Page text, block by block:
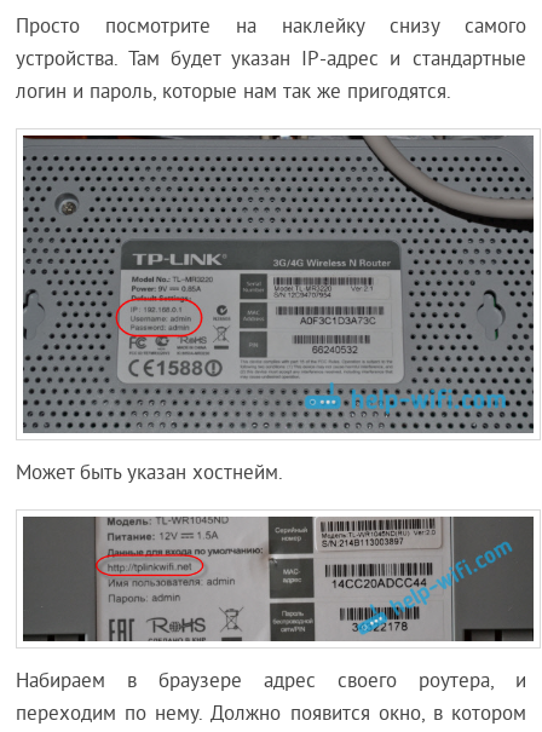
Просто посмотрите на наклейку снизу самого
устройства. Там будет указан IP-адрес и стандартные
логин и пароль, которые нам так же пригодятся.
Может быть указан хостнейм.
Набираем в браузере адрес своего роутера, и
переходим по нему. Должно появится окно, в котором